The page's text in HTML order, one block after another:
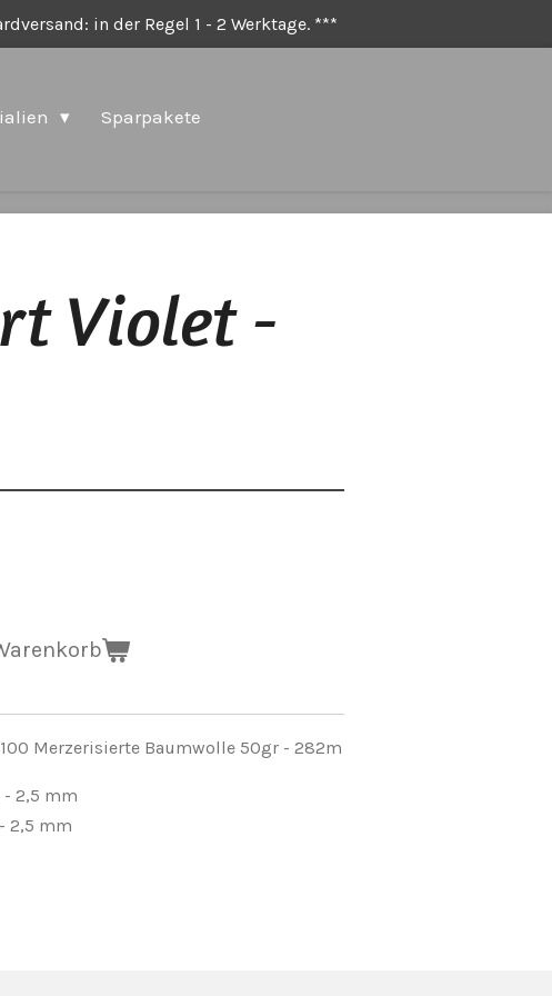
in der Regel 1 - 2 Werktage. ***
Sparpakete
Violet -
Merzerisierte Baumwolle 50gr - 282m
- 2,5 mm
2,5 mm